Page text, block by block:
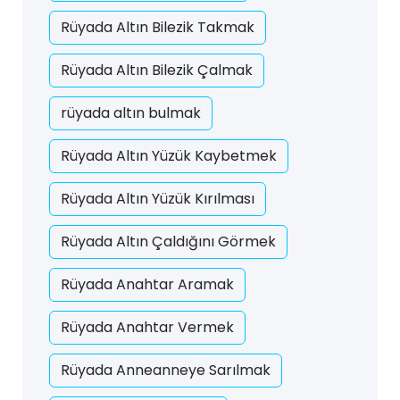
Rüyada Altın Bilezik Takmak
Rüyada Altın Bilezik Çalmak
rüyada altın bulmak
Rüyada Altın Yüzük Kaybetmek
Rüyada Altın Yüzük Kırılması
Rüyada Altın Çaldığını Görmek
Rüyada Anahtar Aramak
Rüyada Anahtar Vermek
Rüyada Anneanneye Sarılmak